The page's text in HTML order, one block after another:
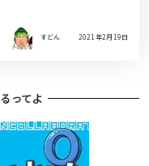
すどん 2021年2月19日
ってよ